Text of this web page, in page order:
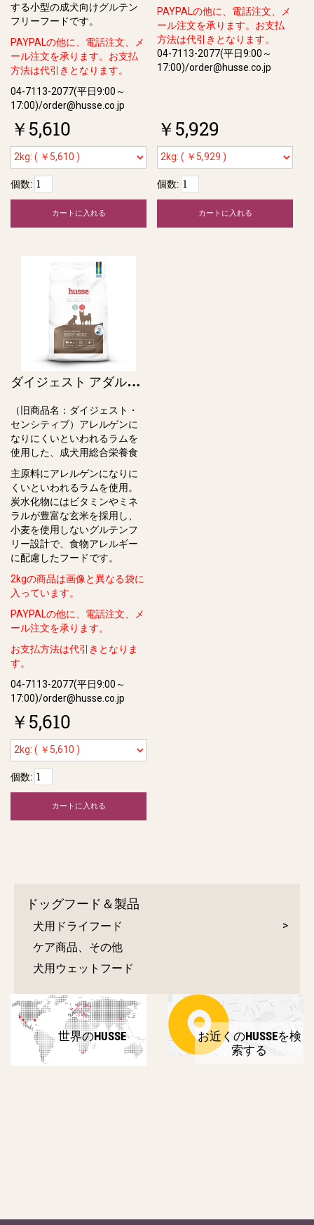
する⼩型の成⽝向けグルテン
フリーフードです。
PAYPALの他に、電話注文、メ
ール注文を承ります。お支払
方法は代引きとなります。
04-7113-2077(平日9:00～
17:00)/order@husse.co.jp
￥5,610
個数:
カートに入れる
PAYPALの他に、電話注文、メ
ール注文を承ります。お支払
方法は代引きとなります。
04-7113-2077(平日9:00～
17:00)/order@husse.co.jp
￥5,929
個数:
カートに入れる
ダ
イジェスト アダルト / Hypoallergenic Digest Adult（旧ダイジェスト・センシティブ）
（旧商品名：ダイジェスト・
センシティブ）アレルゲンに
なりにくいといわれるラムを
使用した、成犬⽤総合栄養⾷
主原料にアレルゲンになりに
くいといわれるラムを使用。
炭⽔化物にはビタミンやミネ
ラルが豊富な⽞⽶を採⽤し、
⼩⻨を使⽤しないグルテンフ
リー設計で、⾷物アレルギー
に配慮したフードです。
2kgの商品は画像と異なる袋に
入っています。
PAYPALの他に、電話注文、メ
ール注文を承ります。
お支払方法は代引きとなりま
す。
04-7113-2077(平日9:00～
17:00)/order@husse.co.jp
￥5,610
個数:
カートに入れる
ドッグフード＆製品
犬用ドライフード
ケア商品、その他
犬用ウェットフード
世界のHUSSE
お近くのHUSSEを検
索する